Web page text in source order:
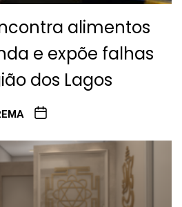
alimentos
e expõe falhas
dos Lagos